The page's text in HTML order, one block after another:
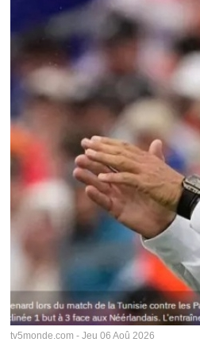
tv5monde.com - Jeu 06 Aoû 2026